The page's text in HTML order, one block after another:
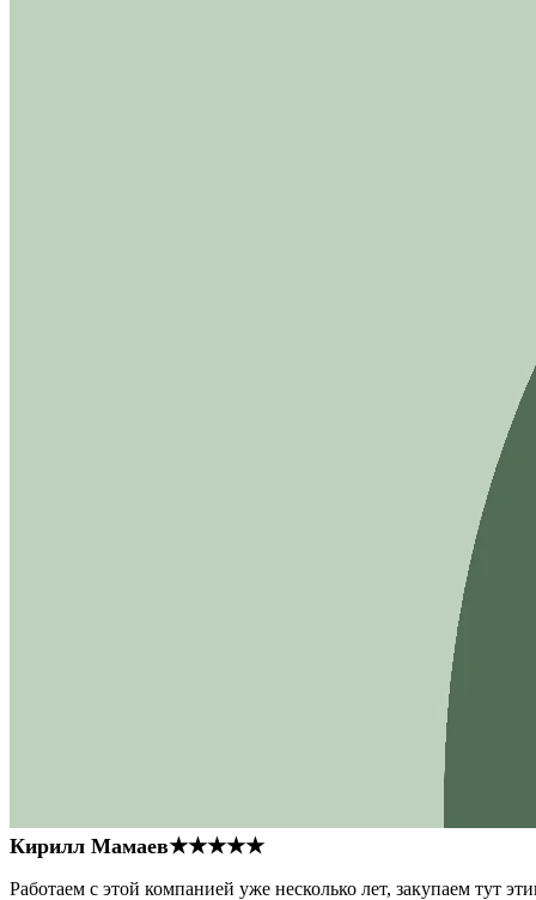
Кирилл Мамаев★★★★★
Работаем с этой компанией уже несколько лет, закупаем тут